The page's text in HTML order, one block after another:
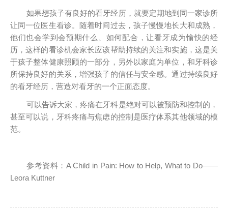
如果想孩子有良好的看牙经历，就要定期地到同一家诊所
让同一位医生看诊。随着时间过去，孩子慢慢地长大和成熟，
他们也会学到会预期什么、如何配合，让看牙成为愉快的经
历，这样的看诊机会家长应该帮助持续的关注和实施，这是关
于孩子整体健康照顾的一部分，另外以家庭为单位，和牙科诊
所保持良好的关系，增强孩子的信任与安全感。通过持续良好
的看牙经历，营造对看牙的一个正面态度。
可以告诉大家，疼痛在牙科是绝对可以被预防和控制的，
甚至可以说，牙科疼痛与焦虑的控制是医疗体系其他领域的模
范。
参考资料：A Child in Pain: How to Help, What to Do——
Leora Kuttner